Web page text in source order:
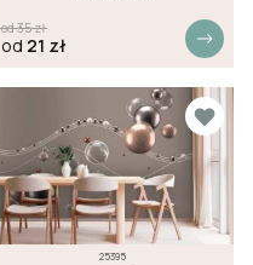
od35zł
od 21 zł
25395